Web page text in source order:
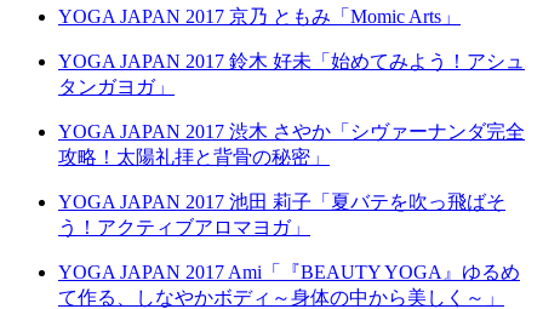
YOGA JAPAN 2017 京乃 ともみ「Momic Arts」
YOGA JAPAN 2017 鈴木 好未「始めてみよう！アシュ
タンガヨガ」
YOGA JAPAN 2017 渋木 さやか「シヴァーナンダ完全
攻略！太陽礼拝と背骨の秘密」
YOGA JAPAN 2017 池田 莉子「夏バテを吹っ飛ばそ
う！アクティブアロマヨガ」
YOGA JAPAN 2017 Ami「『BEAUTY YOGA』ゆるめ
て作る、しなやかボディ～身体の中から美しく～」